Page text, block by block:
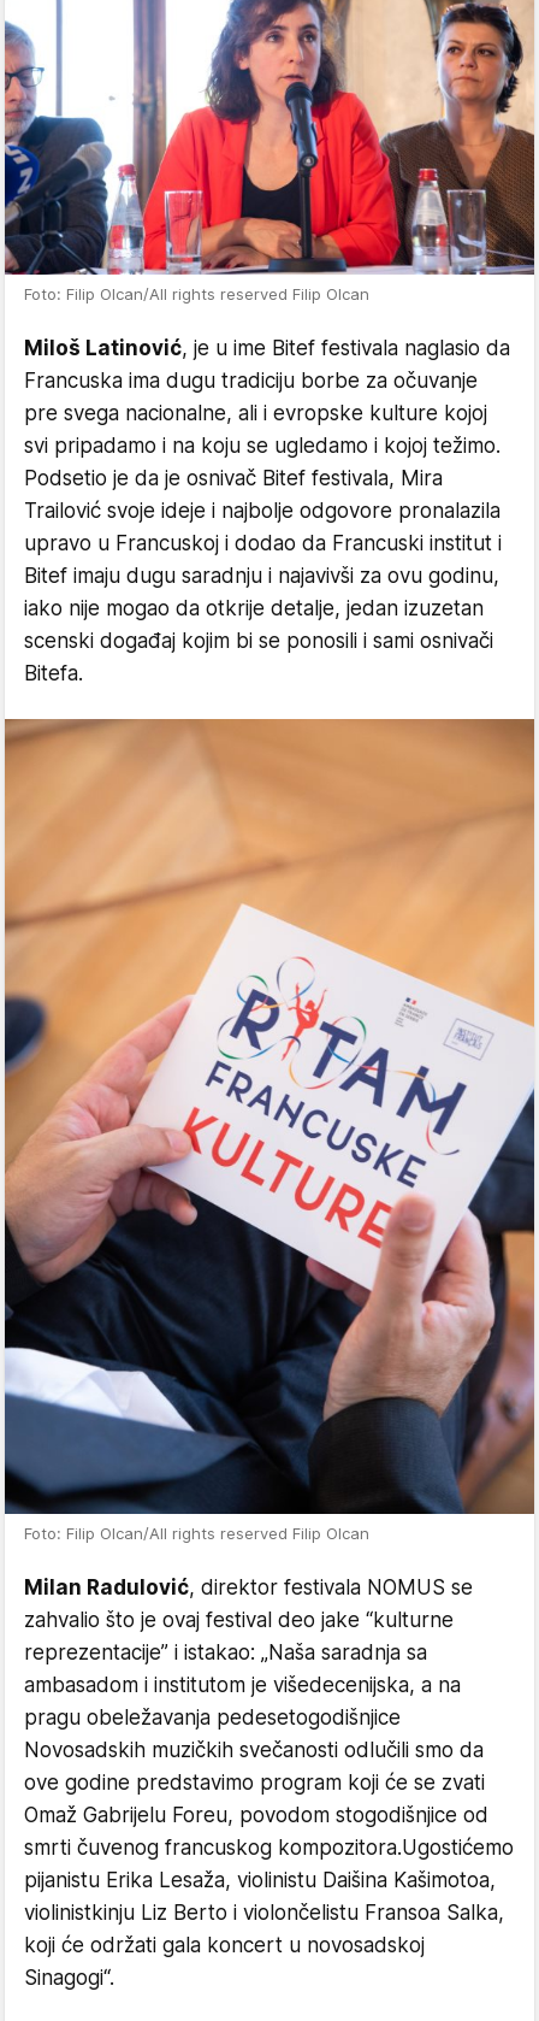
Foto: Filip Olcan/All rights reserved Filip Olcan
Miloš Latinović, je u ime Bitef festivala naglasio da
Francuska ima dugu tradiciju borbe za očuvanje
pre svega nacionalne, ali i evropske kulture kojoj
svi pripadamo i na koju se ugledamo i kojoj težimo.
Podsetio je da je osnivač Bitef festivala, Mira
Trailović svoje ideje i najbolje odgovore pronalazila
upravo u Francuskoj i dodao da Francuski institut i
Bitef imaju dugu saradnju i najavivši za ovu godinu,
iako nije mogao da otkrije detalje, jedan izuzetan
scenski događaj kojim bi se ponosili i sami osnivači
Bitefa.
Foto: Filip Olcan/All rights reserved Filip Olcan
Milan Radulović, direktor festivala NOMUS se
zahvalio što je ovaj festival deo jake “kulturne
reprezentacije” i istakao: „Naša saradnja sa
ambasadom i institutom je višedecenijska, a na
pragu obeležavanja pedesetogodišnjice
Novosadskih muzičkih svečanosti odlučili smo da
ove godine predstavimo program koji će se zvati
Omaž Gabrijelu Foreu, povodom stogodišnjice od
smrti čuvenog francuskog kompozitora.Ugostićemo
pijanistu Erika Lesaža, violinistu Daišina Kašimotoa,
violinistkinju Liz Berto i violončelistu Fransoa Salka,
koji će održati gala koncert u novosadskoj
Sinagogi“.